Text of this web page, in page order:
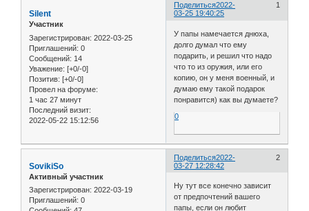
Поделиться 1
2022-
03-25 19:40:25
Silent
Участник
Зарегистрирован: 2022-03-25
Приглашений: 0
Сообщений: 14
Уважение: [+0/-0]
Позитив: [+0/-0]
Провел на форуме:
1 час 27 минут
Последний визит:
2022-05-22 15:12:56
У папы намечается днюха,
долго думал что ему
подарить, и решил что надо
что то из оружия, или его
копию, он у меня военный, и
думаю ему такой подарок
понравится) как вы думаете?
0
Поделиться 2
2022-
03-27 12:28:42
SovikiSo
Активный участник
Зарегистрирован: 2022-03-19
Приглашений: 0
Ну тут все конечно зависит
от предпочтений вашего
папы, если он любит